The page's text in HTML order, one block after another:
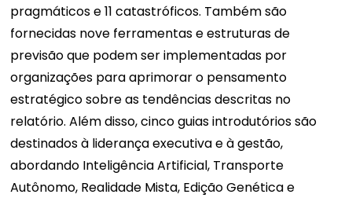
pragmáticos e 11 catastróficos. Também são
fornecidas nove ferramentas e estruturas de
previsão que podem ser implementadas por
organizações para aprimorar o pensamento
estratégico sobre as tendências descritas no
relatório. Além disso, cinco guias introdutórios são
destinados à liderança executiva e à gestão,
abordando Inteligência Artificial, Transporte
Autônomo, Realidade Mista, Edição Genética e